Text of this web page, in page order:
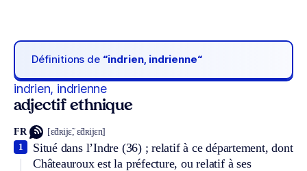
Définitions de “indrien, indrienne“
indrien, indrienne
adjectif ethnique
FR [ɛ̃dʀijɛ̃, ɛ̃dʀijɛn]
Situé dans l’Indre (36) ; relatif à ce département, dont
Châteauroux est la préfecture, ou relatif à ses
1